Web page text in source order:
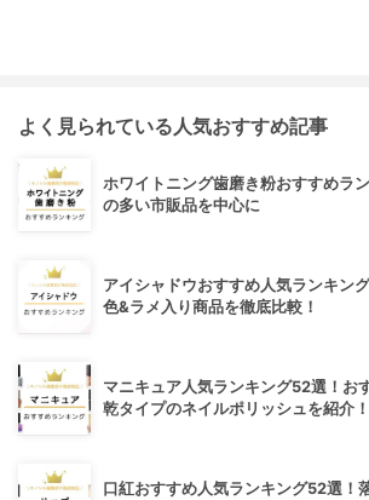
よく見られている人気おすすめ記事
ホワイトニング歯磨き粉おすすめラ
の多い市販品を中心に
アイシャドウおすすめ人気ランキン
色&ラメ入り商品を徹底比較！
マニキュア人気ランキング52選！お
乾タイプのネイルポリッシュを紹介！
口紅おすすめ人気ランキング52選！